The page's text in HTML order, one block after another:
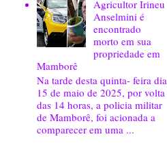
Agricultor Irineu
Anselmini é
encontrado
morto em sua
propriedade em
Mamborê
Na tarde desta quinta- feira dia
15 de maio de 2025, por volta
das 14 horas, a policia militar
de Mamborê, foi acionada a
comparecer em uma ...